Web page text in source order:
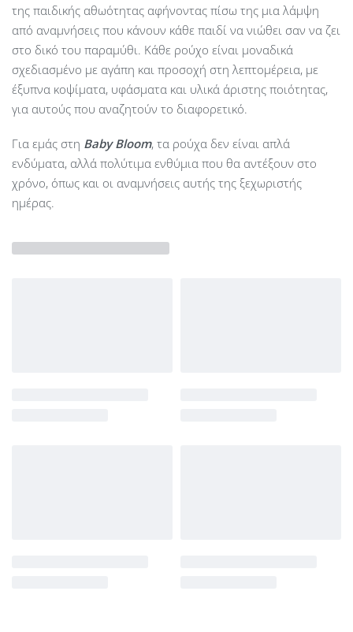
της παιδικής αθωότητας αφήνοντας πίσω της μια λάμψη
από αναμνήσεις που κάνουν κάθε παιδί να νιώθει σαν να ζει
στο δικό του παραμύθι. Κάθε ρούχο είναι μοναδικά
σχεδιασμένο με αγάπη και προσοχή στη λεπτομέρεια, με
έξυπνα κοψίματα, υφάσματα και υλικά άριστης ποιότητας,
για αυτούς που αναζητούν το διαφορετικό.
Για εμάς στη Baby Bloom, τα ρούχα δεν είναι απλά
ενδύματα, αλλά πολύτιμα ενθύμια που θα αντέξουν στο
χρόνο, όπως και οι αναμνήσεις αυτής της ξεχωριστής
ημέρας.